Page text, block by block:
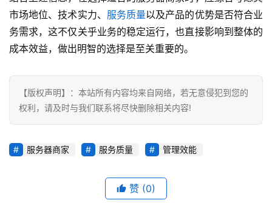
市场地位、技术实力、 服务质量以及产品的优势是否符合业
务需求，这不仅关乎业务的稳定运行，也直接影响到整体的
成本效益，做出明智的选择是至关重要的。
【版权声明】：本站所有内容均来自网络，若无意侵犯到您的
权利，请及时与我们联系将尽快删除相关内容!
服务器商家 服务质量 管理效能
赞 (0)